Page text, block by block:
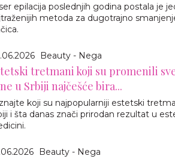
epilacija poslednjih godina postala je
metoda za dugotrajno
Beauty - Nega
tretmani koji su promenili
u Srbiji najčešće bira...
koji su najpopularniji estetski
i šta danas znači prirodan rezultat u
Beauty - Nega